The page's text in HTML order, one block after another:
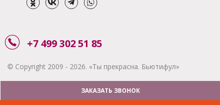
+7 499 302 51 85
© Copyright 2009 - 2026. «Ты прекрасна. Бьютифул»
ЗАКАЗАТЬ ЗВОНОК